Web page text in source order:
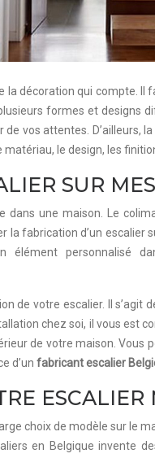
la décoration qui
formes et designs
vos attentes. D’ailleurs,
le design, les
SUR
dans une maison. Le
fabrication d’un
personnalisé
de votre escalier. Il
chez soi, il vous est
de votre maison. Vous
d’un fabricant escalier
ESCALIER
choix de modèle sur le
en Belgique invente